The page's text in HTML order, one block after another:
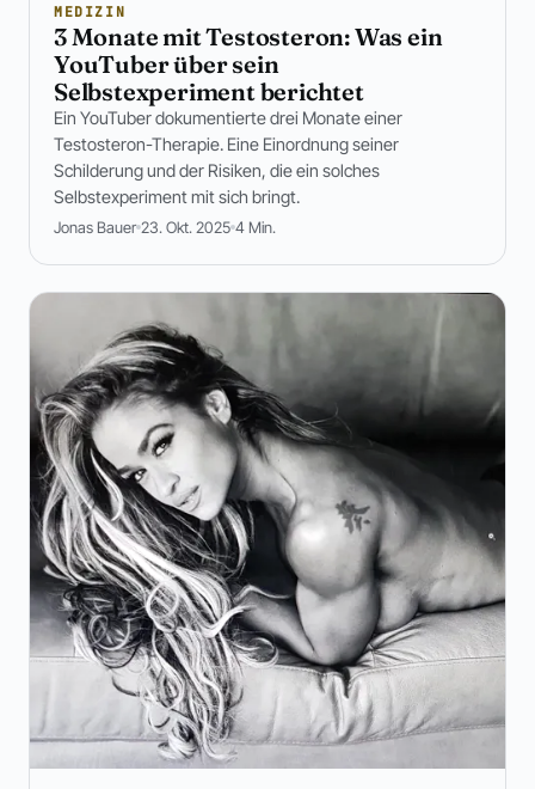
MEDIZIN
3 Monate mit Testosteron: Was ein
YouTuber über sein
Selbstexperiment berichtet
Ein YouTuber dokumentierte drei Monate einer
Testosteron-Therapie. Eine Einordnung seiner
Schilderung und der Risiken, die ein solches
Selbstexperiment mit sich bringt.
Jonas Bauer 23. Okt. 2025 4 Min.